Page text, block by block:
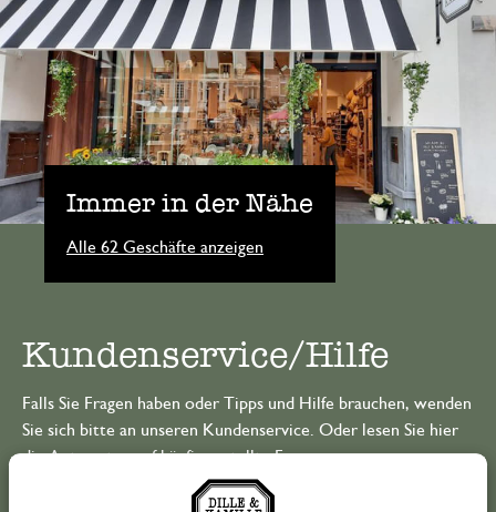
Immer in der Nähe
Alle 62 Geschäfte anzeigen
Kundenservice/Hilfe
Falls Sie Fragen haben oder Tipps und Hilfe brauchen, wenden
Sie sich bitte an unseren Kundenservice. Oder lesen Sie hier
die Antworten aufhäufig gestellte Fragen.